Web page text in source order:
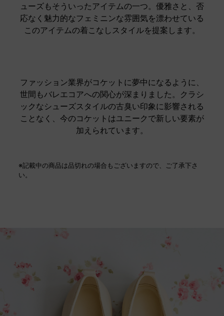
ューズもそういったアイテムの一つ。優雅さと、否
応なく魅力的なフェミニンな雰囲気を漂わせている
このアイテムの着こなしスタイルを提案します。
ファッション業界がコケットに夢中になるように、
世間もバレエコアへの関心が深まりました。クラシ
ックなシューズスタイルの古臭い印象に影響される
ことなく、今のコケットはユニークで新しい要素が
加えられています。
※記載中の商品は品切れの場合もございますので、ご了承下さ
い。